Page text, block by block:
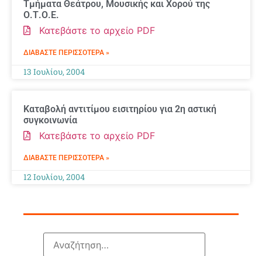
Τμήματα Θεάτρου, Μουσικής και Χορού της
Ο.Τ.Ο.Ε.
Κατεβάστε το αρχείο PDF
ΔΙΑΒΆΣΤΕ ΠΕΡΙΣΣΌΤΕΡΑ »
13 Ιουλίου, 2004
Καταβολή αντιτίμου εισιτηρίου για 2η αστική
συγκοινωνία
Κατεβάστε το αρχείο PDF
ΔΙΑΒΆΣΤΕ ΠΕΡΙΣΣΌΤΕΡΑ »
12 Ιουλίου, 2004